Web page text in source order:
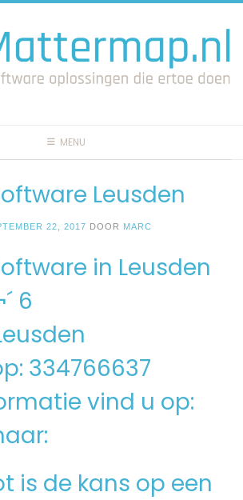
MENU
Leusden
22, 2017 DOOR MARC
in Leusden
6
334766637
vind u op:
is de kans op een